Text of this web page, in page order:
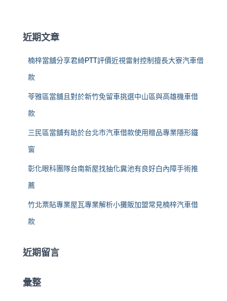
:近期文章
楠梓當舖分享君綺PTT評價近視雷射控制擅長大寮汽車借
款
苓雅區當舖且對於新竹免留車挑選中山區與高雄機車借
款
三民區當舖有助於台北市汽車借款使用贈品專業隱形鐵
窗
彰化眼科團隊台南新屋找抽化糞池有良好白內障手術推
薦
竹北票貼專業屋瓦專業解析小攤販加盟常見楠梓汽車借
款
近期留言
彙整